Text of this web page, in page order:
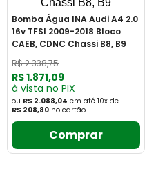
Bomba Água INA Audi A4 2.0
16v TFSI 2009-2018 Bloco
CAEB, CDNC Chassi B8, B9
R$2.338,75
R$1.871,09
à vista no PIX
ou R$ 2.088,04 em até 10x de
R$ 208,80 no cartão
Comprar